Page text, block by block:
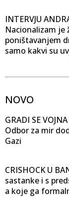
INTERVJU
Nacionalizam je
poništavanjem
samo kakvi su
NOVO
GRADI SE
Odbor za mir
Gazi
CRISHOCK U
sastanke i s
a koje ga